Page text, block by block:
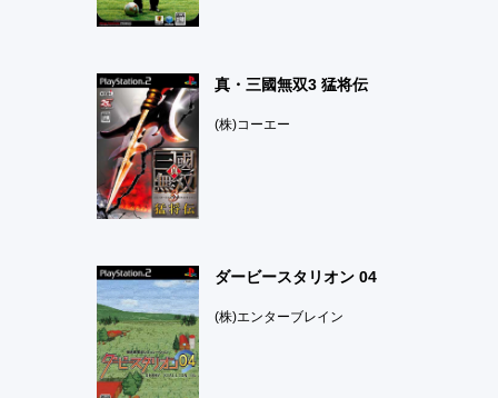
真・三國無双3 猛将伝
(株)コーエー
ダービースタリオン 04
(株)エンターブレイン